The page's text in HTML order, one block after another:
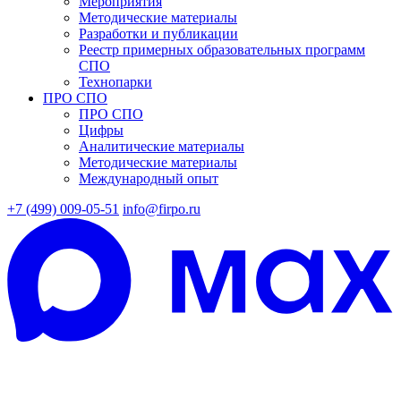
Методические материалы
Разработки и публикации
Реестр примерных образовательных программ
СПО
Технопарки
ПРО СПО
ПРО СПО
Цифры
Аналитические материалы
Методические материалы
Международный опыт
+7 (499) 009-05-51 info@firpo.ru